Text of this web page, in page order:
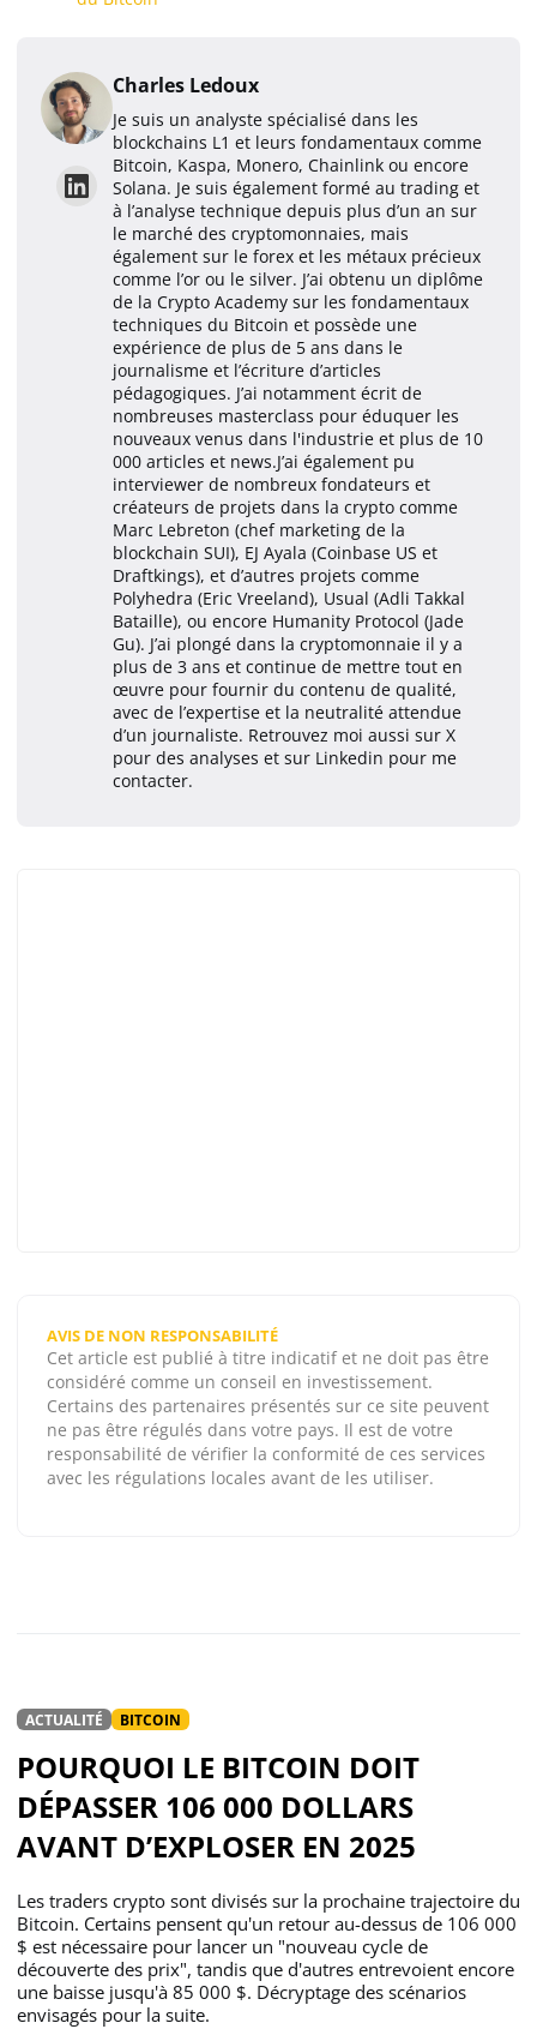
Charles Ledoux
Je suis un analyste spécialisé dans les
blockchains L1 et leurs fondamentaux comme
Bitcoin, Kaspa, Monero, Chainlink ou encore
Solana. Je suis également formé au trading et
à l’analyse technique depuis plus d’un an sur
le marché des cryptomonnaies, mais
également sur le forex et les métaux précieux
comme l’or ou le silver. J’ai obtenu un diplôme
de la Crypto Academy sur les fondamentaux
techniques du Bitcoin et possède une
expérience de plus de 5 ans dans le
journalisme et l’écriture d’articles
pédagogiques. J’ai notamment écrit de
nombreuses masterclass pour éduquer les
nouveaux venus dans l'industrie et plus de 10
000 articles et news.J’ai également pu
interviewer de nombreux fondateurs et
créateurs de projets dans la crypto comme
Marc Lebreton (chef marketing de la
blockchain SUI), EJ Ayala (Coinbase US et
Draftkings), et d’autres projets comme
Polyhedra (Eric Vreeland), Usual (Adli Takkal
Bataille), ou encore Humanity Protocol (Jade
Gu). J’ai plongé dans la cryptomonnaie il y a
plus de 3 ans et continue de mettre tout en
œuvre pour fournir du contenu de qualité,
avec de l’expertise et la neutralité attendue
d’un journaliste. Retrouvez moi aussi sur X
pour des analyses et sur Linkedin pour me
contacter.
AVIS DE NON RESPONSABILITÉ
Cet article est publié à titre indicatif et ne doit pas être
considéré comme un conseil en investissement.
Certains des partenaires présentés sur ce site peuvent
ne pas être régulés dans votre pays. Il est de votre
responsabilité de vérifier la conformité de ces services
avec les régulations locales avant de les utiliser.
ACTUALITÉ BITCOIN
POURQUOI LE BITCOIN DOIT
DÉPASSER 106 000 DOLLARS
AVANT D’EXPLOSER EN 2025
Les traders crypto sont divisés sur la prochaine trajectoire du
Bitcoin. Certains pensent qu'un retour au-dessus de 106 000
$ est nécessaire pour lancer un "nouveau cycle de
découverte des prix", tandis que d'autres entrevoient encore
une baisse jusqu'à 85 000 $. Décryptage des scénarios
envisagés pour la suite.